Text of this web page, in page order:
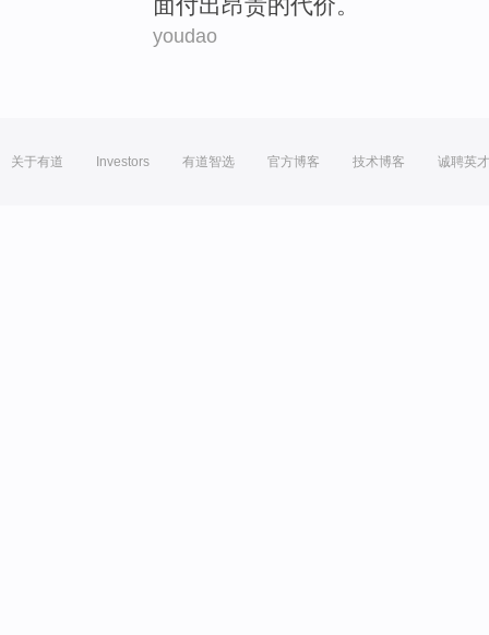
面付出昂贵的代价。
youdao
关于有道 Investors 有道智选 官方博客 技术博客 诚聘英才